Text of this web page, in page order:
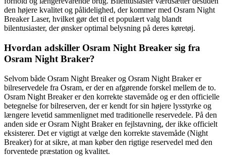
den højere kvalitet og pålidelighed, der kommer med Osram Night
Breaker Laser, hvilket gør det til et populært valg blandt
bilentusiaster, der ønsker optimal belysning på deres køretøj.
Hvordan adskiller Osram Night Breaker sig fra
Osram Night Braker?
Selvom både Osram Night Breaker og Osram Night Braker er
bilreservedele fra Osram, er der en afgørende forskel mellem de to.
Osram Night Breaker er den korrekte stavemåde og er den officielle
betegnelse for bilreserven, der er kendt for sin højere lysstyrke og
længere levetid sammenlignet med traditionelle reservedele. På den
anden side er Osram Night Braker en fejlstavning, der ikke officielt
eksisterer. Det er vigtigt at vælge den korrekte stavemåde (Night
Breaker) for at sikre, at man køber den rigtige reservedel med den
forventede præstation og kvalitet.